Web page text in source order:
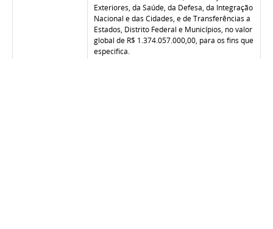
Exteriores, da Saúde, da Defesa, da Integração
Nacional e das Cidades, e de Transferências a
Estados, Distrito Federal e Municípios, no valor
global de R$ 1.374.057.000,00, para os fins que
especifica.